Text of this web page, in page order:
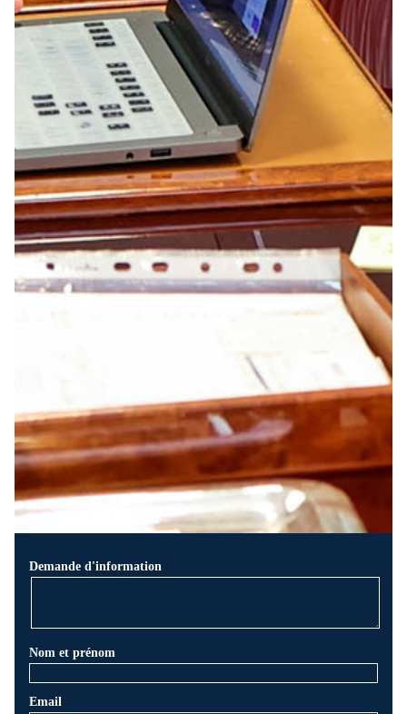
Demande d'information
Nom et prénom
Email